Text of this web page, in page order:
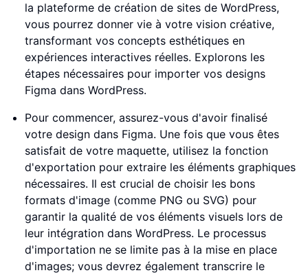
la plateforme de création de sites de WordPress,
vous pourrez donner vie à votre vision créative,
transformant vos concepts esthétiques en
expériences interactives réelles. Explorons les
étapes nécessaires pour importer vos designs
Figma dans WordPress.
Pour commencer, assurez-vous d'avoir finalisé
votre design dans Figma. Une fois que vous êtes
satisfait de votre maquette, utilisez la fonction
d'exportation pour extraire les éléments graphiques
nécessaires. Il est crucial de choisir les bons
formats d'image (comme PNG ou SVG) pour
garantir la qualité de vos éléments visuels lors de
leur intégration dans WordPress. Le processus
d'importation ne se limite pas à la mise en place
d'images; vous devrez également transcrire le